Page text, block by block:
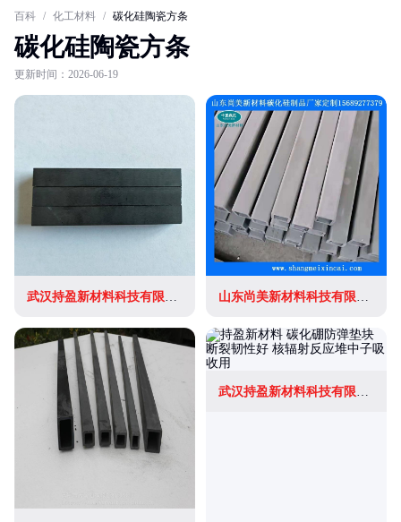
百科 / 化工材料 / 碳化硅陶瓷方条
碳化硅陶瓷方条
更新时间：2026-06-19
武汉持盈新材料科技有限公司 山东尚美新材料科技有限公司
武汉持盈新材料科技有限公司